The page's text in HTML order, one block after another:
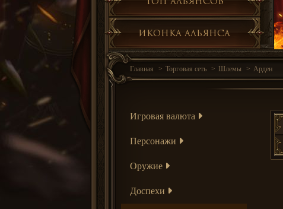
Иконка альянса
Главная Торговая сеть Шлемы Арден
Игровая валюта
Персонажи
Оружие
Доспехи